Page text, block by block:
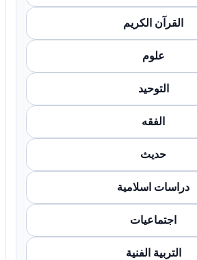
القرآن الكريم
علوم
التوحيد
الفقه
حديث
دراسات اسلامية
اجتماعيات
التربية الفنية